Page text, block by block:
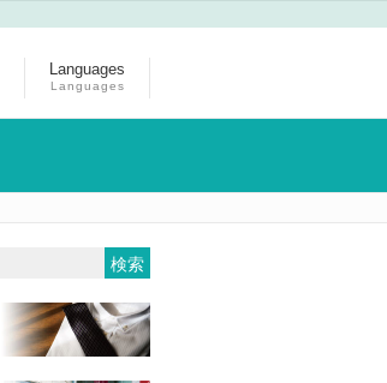
Languages
Languages